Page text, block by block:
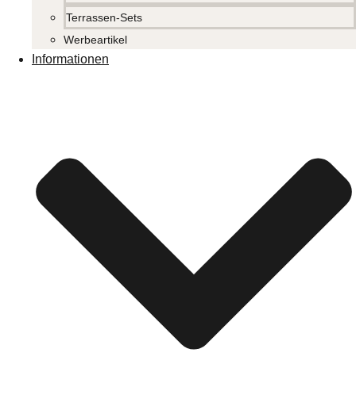
Terrassen-Sets
Werbeartikel
Informationen